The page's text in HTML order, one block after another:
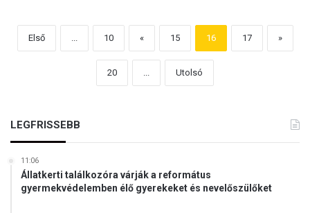
Első 10 « 15 16 17 »
20 Utolsó
LEGFRISSEBB
11:06
Állatkerti találkozóra várják a református
gyermekvédelemben élő gyerekeket és nevelőszülőket